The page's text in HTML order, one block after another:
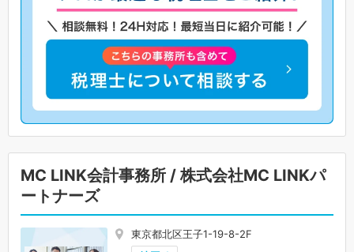
MC LINK会計事務所 / 株式会社MC LINKパ
ートナーズ
東京都北区王子1-19-8-2F